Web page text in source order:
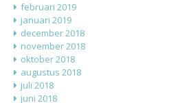
februari 2019
januari 2019
december 2018
november 2018
oktober 2018
augustus 2018
juli 2018
juni 2018